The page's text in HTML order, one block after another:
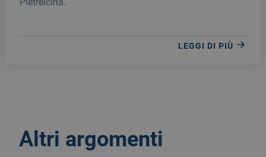
LEGGI DI PIÙ
Altri argomenti